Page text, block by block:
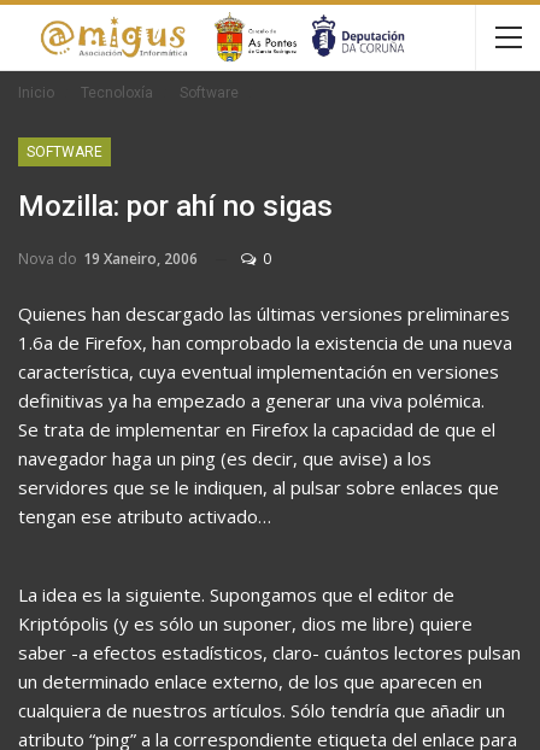
Inicio Tecnoloxía Software
SOFTWARE
Mozilla: por ahí no sigas
Nova do 19 Xaneiro, 2006 0
Quienes han descargado las últimas versiones preliminares
1.6a de Firefox, han comprobado la existencia de una nueva
característica, cuya eventual implementación en versiones
definitivas ya ha empezado a generar una viva polémica.
Se trata de implementar en Firefox la capacidad de que el
navegador haga un ping (es decir, que avise) a los
servidores que se le indiquen, al pulsar sobre enlaces que
tengan ese atributo activado…
La idea es la siguiente. Supongamos que el editor de
Kriptópolis (y es sólo un suponer, dios me libre) quiere
saber -a efectos estadísticos, claro- cuántos lectores pulsan
un determinado enlace externo, de los que aparecen en
cualquiera de nuestros artículos. Sólo tendría que añadir un
atributo “ping” a la correspondiente etiqueta del enlace para